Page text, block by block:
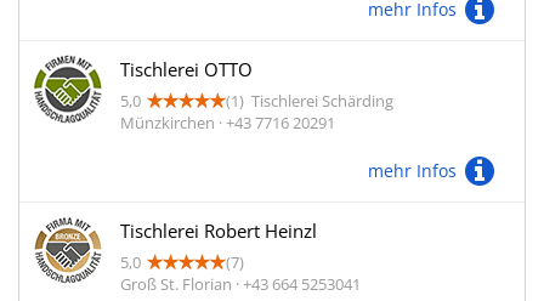
mehr Infos
Tischlerei OTTO
5,0 (1) Tischlerei Schärding
Münzkirchen · +43 7716 20291
mehr Infos
Tischlerei Robert Heinzl
5,0
(7)
Groß St. Florian · +43 664 5253041